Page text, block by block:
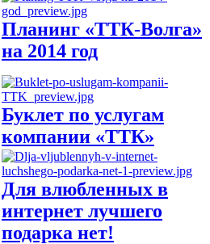
Планинг «ТТК-Волга»
на 2014 год
Буклет по услугам
компании «ТТК»
Для влюбленных в
интернет лучшего
подарка нет!